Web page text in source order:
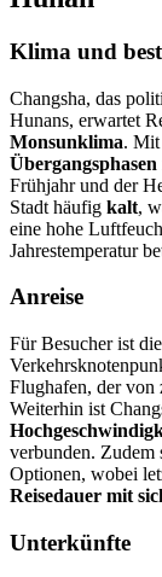
Klima und
Changsha, das
Hunans, erwartet
Monsunklima. Mit
Frühjahr und der
Stadt häufig kalt,
eine hohe
Jahrestemperatur
Anreise
Für Besucher ist
Flughafen, der von
Weiterhin ist
verbunden. Zudem
Optionen, wobei
Reisedauer mit
Unterkünfte